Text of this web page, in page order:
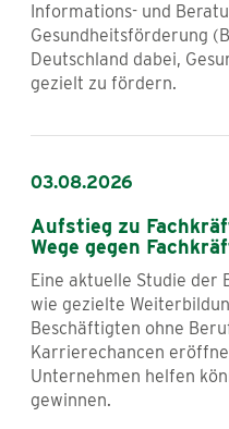
Informations- und
Gesundheitsförderung
Deutschland dabei,
gezielt zu fördern.
03.08.2026
Aufstieg zu
Wege gegen
Eine aktuelle Studie der
wie gezielte
Beschäftigten ohne
Karrierechancen
Unternehmen helfen
gewinnen.